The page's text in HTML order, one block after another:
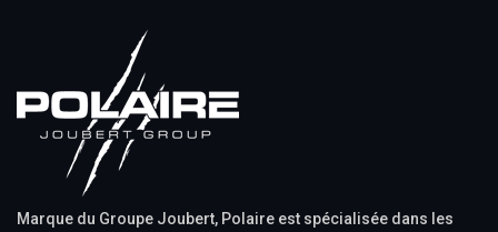
Marque du Groupe Joubert, Polaire est spécialisée dans les